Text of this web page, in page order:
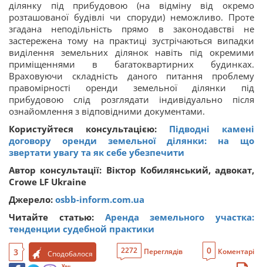
ділянку під прибудовою (на відміну від окремо
розташованої будівлі чи споруди) неможливо. Проте
згадана неподільність прямо в законодавстві не
застережена тому на практиці зустрічаються випадки
виділення земельних ділянок навіть під окремими
приміщеннями в багатоквартирних будинках.
Враховуючи складність даного питання проблему
правомірності оренди земельної ділянки під
прибудовою слід розглядати індивідуально після
ознайомлення з відповідними документами.
Користуйтеся консультацією: Підводні камені
договору оренди земельної ділянки: на що
звертати увагу та як себе убезпечити
Автор консультації: Віктор Кобилянський, адвокат,
Crowe LF Ukraine
Джерело: osbb-inform.com.ua
Читайте статью: Аренда земельного участка:
тенденции судебной практики
3 Сподобалося 2272 Переглядів 0 Коментарі